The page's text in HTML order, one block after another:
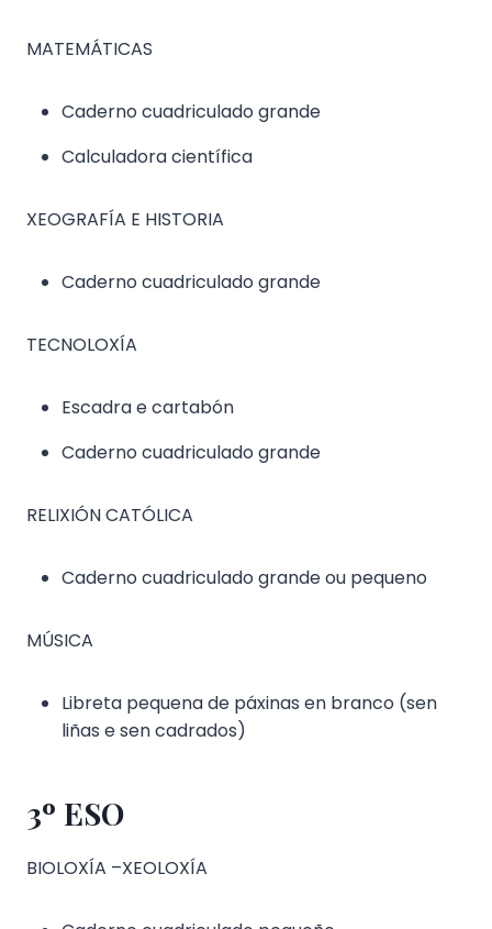
MATEMÁTICAS
Caderno cuadriculado grande
Calculadora científica
XEOGRAFÍA E HISTORIA
Caderno cuadriculado grande
TECNOLOXÍA
Escadra e cartabón
Caderno cuadriculado grande
RELIXIÓN CATÓLICA
Caderno cuadriculado grande ou pequeno
MÚSICA
Libreta pequena de páxinas en branco (sen
liñas e sen cadrados)
3º ESO
BIOLOXÍA –XEOLOXÍA